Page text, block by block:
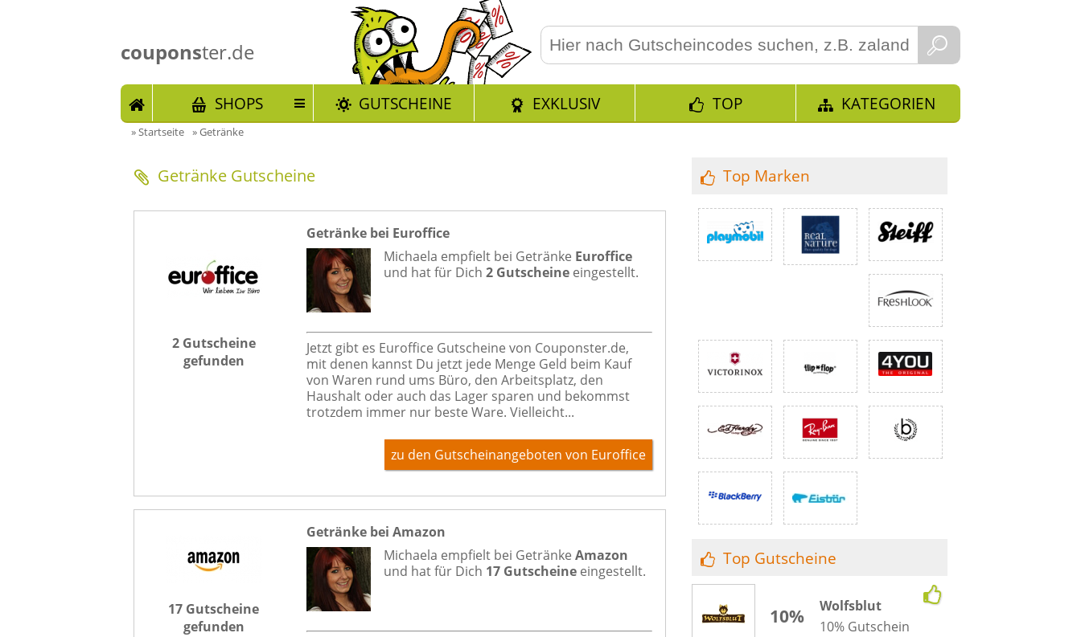
couponster.de
START SHOPS GUTSCHEINE EXKLUSIV TOP KATEGORIEN
»Startseite »Getränke
Getränke Gutscheine
2 Gutscheine
gefunden
Getränke bei Euroffice
Michaela empfielt bei Getränke Euroffice
und hat für Dich 2 Gutscheineeingestellt.
Jetzt gibt es Euroffice Gutscheine von Couponster.de,
mit denen kannst Du jetzt jede Menge Geld beim Kauf
von Waren rund ums Büro, den Arbeitsplatz, den
Haushalt oder auch das Lager sparen und bekommst
trotzdem immer nur beste Ware. Vielleicht...
zu den Gutscheinangeboten von Euroffice
17 Gutscheine
gefunden
Getränke bei Amazon
Michaela empfielt bei Getränke Amazon
und hat für Dich 17 Gutscheineeingestellt.
Top Marken
Top Gutscheine
10%
Wolfsblut
10% Gutschein